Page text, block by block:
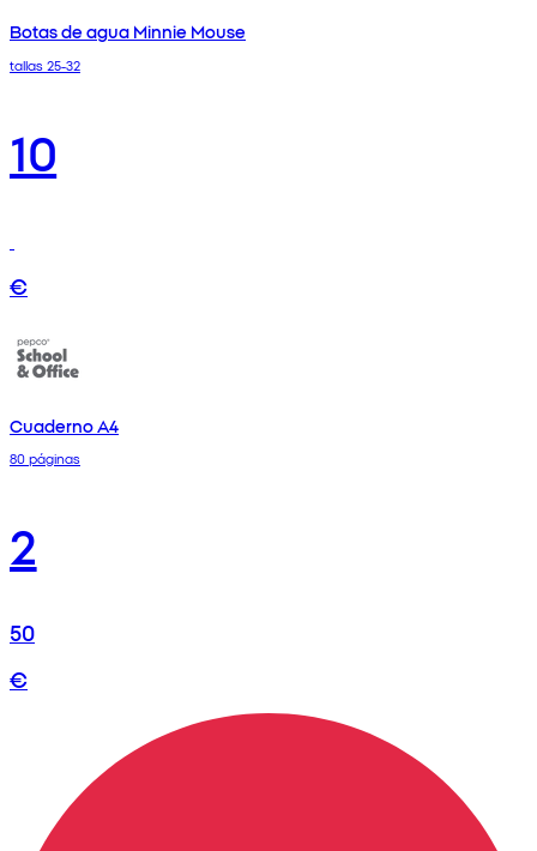
Botas de agua Minnie Mouse
tallas 25-32
10
€
Cuaderno A4
80 páginas
2
50
€